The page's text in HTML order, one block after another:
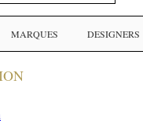
MARQUES DESIGNERS